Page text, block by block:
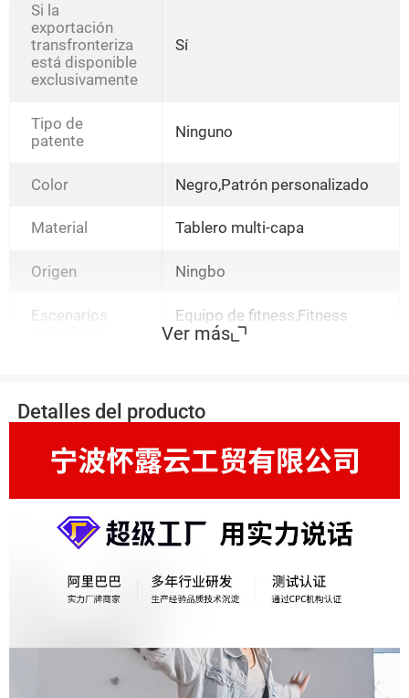
Si la
exportación
transfronteriza
está disponible
exclusivamente
Sí
Tipo de
patente
Ninguno
Color Negro,Patrón personalizado
Material Tablero multi-capa
Origen Ningbo
Escenarios
Equipo de fitness,Fitness
cuerpo
Ver más
Detalles del producto